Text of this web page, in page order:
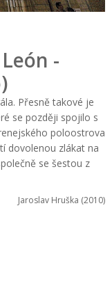
-
Přesně takové je
se později spojilo s
poloostrova
dovolenou zlákat na
se šestou z
Jaroslav Hruška (2010)